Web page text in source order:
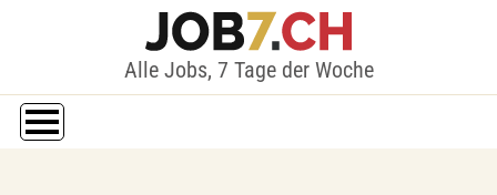
Alle Jobs, 7 Tage der Woche